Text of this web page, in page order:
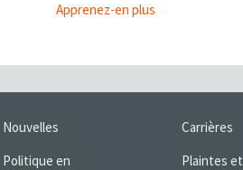
Apprenez-en plus
Nouvelles Carrières
Politique en
Plaintes et